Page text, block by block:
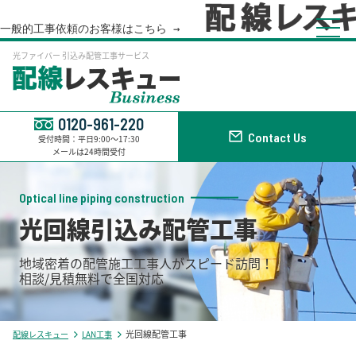
一般的工事依頼のお客様はこちら →
光ファイバー 引込み配管工事サービス
0120-961-220
受付時間：平日9:00～17:30
メールは24時間受付
Contact Us
Optical line piping construction
光回線引込み配管工事
地域密着の配管施工工事人がスピード訪問！
相談/見積無料で全国対応
配線レスキュー LAN工事 光回線配管工事